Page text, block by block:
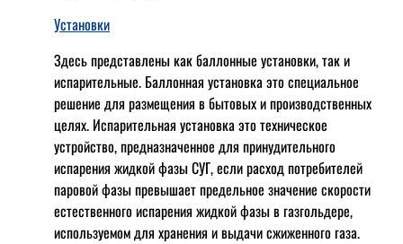
Установки
Здесь представлены как баллонные установки, так и
испарительные. Баллонная установка это специальное
решение для размещения в бытовых и производственных
целях. Испарительная установка это техническое
устройство, предназначенное для принудительного
испарения жидкой фазы СУГ, если расход потребителей
паровой фазы превышает предельное значение скорости
естественного испарения жидкой фазы в газгольдере,
используемом для хранения и выдачи сжиженного газа.